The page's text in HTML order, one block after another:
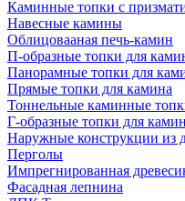
Каминные топки с
Навесные камины
Облицовааная печь-камин
П-образные топки для
Панорамные топки для
Прямые топки для камина
Тоннельные каминные
Г-образные топки для
Наружные конструкции из
Перголы
Импрегнированная
Фасадная лепнина